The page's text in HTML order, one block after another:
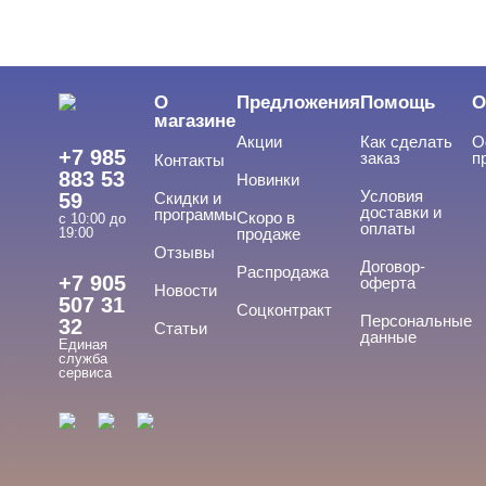
Cвернуть
База
База жесткая
+7 985
883 53
59
с 10:00 до
19:00
+7 905
507 31
32
Единая
служба
сервиса
О
магазине
Контакты
Скидки и
программы
Отзывы
Новости
Статьи
Предложения
Акции
Новинки
Скоро в
продаже
Распродажа
Соцконтракт
Помощь
Как сделать
заказ
Условия
доставки и
оплаты
Договор-
оферта
Персональные
данные